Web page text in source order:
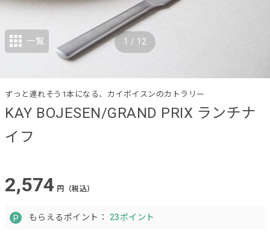
KAY BOJESEN/GRAND PRIX ランチナ
イフ
ずっと連れそう1本になる、カイボイスンのカトラリー
2,574 円（税込）
もらえるポイント： 23ポイント
1 / 12
一覧